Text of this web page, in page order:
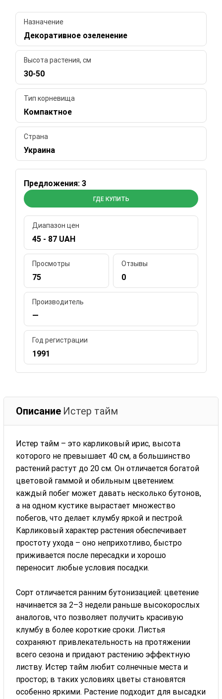
Назначение
Декоративное озеленение
Высота растения, см
30-50
Тип корневища
Компактное
Страна
Украина
Предложения: 3
ГДЕ КУПИТЬ
Диапазон цен
45 - 87 UAH
Просмотры
75
Отзывы
0
Производитель
—
Год регистрации
1991
Описание Истер тайм
Истер тайм – это карликовый ирис, высота
которого не превышает 40 см, а большинство
растений растут до 20 см. Он отличается богатой
цветовой гаммой и обильным цветением:
каждый побег может давать несколько бутонов,
а на одном кустике вырастает множество
побегов, что делает клумбу яркой и пестрой.
Карликовый характер растения обеспечивает
простоту ухода – оно неприхотливо, быстро
приживается после пересадки и хорошо
переносит любые условия посадки.
Сорт отличается ранним бутонизацией: цветение
начинается за 2–3 недели раньше высокорослых
аналогов, что позволяет получить красивую
клумбу в более короткие сроки. Листья
сохраняют привлекательность на протяжении
всего сезона и придают растению эффектную
листву. Истер тайм любит солнечные места и
простор; в таких условиях цветы становятся
особенно яркими. Растение подходит для высадки